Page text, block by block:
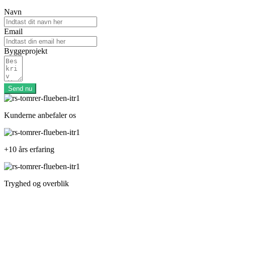
Navn
Email
Byggeprojekt
Send nu
Kunderne anbefaler os
+10 års erfaring
Tryghed og overblik